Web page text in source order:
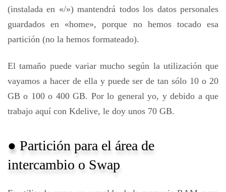
(instalada en «/») mantendrá todos los datos personales
guardados en «home», porque no hemos tocado esa
partición (no la hemos formateado).
El tamaño puede variar mucho según la utilización que
vayamos a hacer de ella y puede ser de tan sólo 10 o 20
GB o 100 o 400 GB. Por lo general yo, y debido a que
trabajo aquí con Kdelive, le doy unos 70 GB.
● Partición para el área de
intercambio o Swap